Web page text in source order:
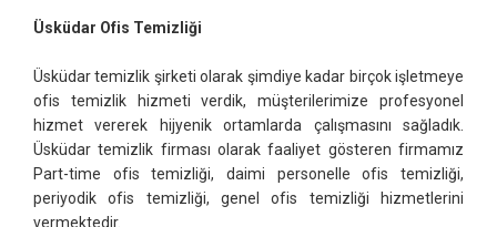
Üsküdar Ofis Temizliği
Üsküdar temizlik şirketi olarak şimdiye kadar birçok işletmeye
ofis temizlik hizmeti verdik, müşterilerimize profesyonel
hizmet vererek hijyenik ortamlarda çalışmasını sağladık.
Üsküdar temizlik firması olarak faaliyet gösteren firmamız
Part-time ofis temizliği, daimi personelle ofis temizliği,
periyodik ofis temizliği, genel ofis temizliği hizmetlerini
vermektedir.